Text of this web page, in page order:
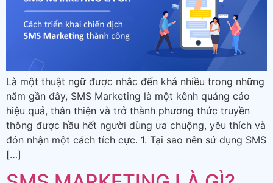
Là một thuật ngữ được nhắc đến khá nhiều trong những
năm gần đây, SMS Marketing là một kênh quảng cáo
hiệu quả, thân thiện và trở thành phương thức truyền
thông được hầu hết người dùng ưa chuộng, yêu thích và
đón nhận một cách tích cực. 1. Tại sao nên sử dụng SMS
[…]